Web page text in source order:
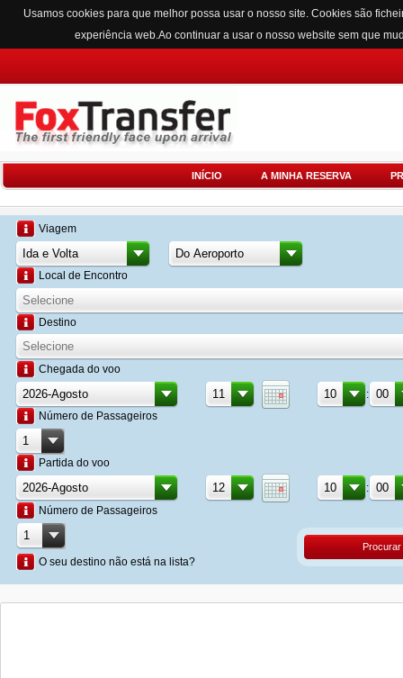
Usamos cookies para que melhor possa usar o nosso site. Cookies são
experiência web.Ao continuar a usar o nosso website sem que
INÍCIO A MINHA RESERVA
Viagem
Local de Encontro
Destino
Chegada do voo
:
Número de Passageiros
Partida do voo
:
Número de Passageiros
O seu destino não está na lista?
Procurar